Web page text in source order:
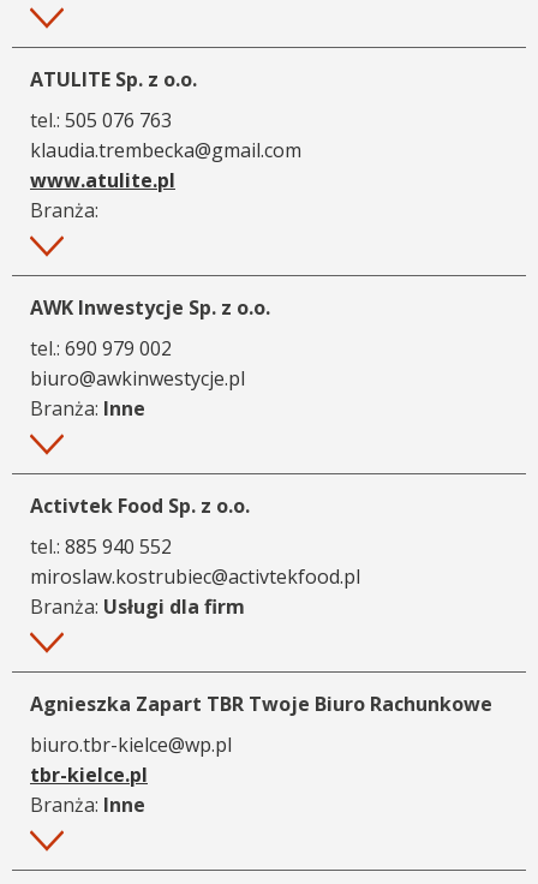
Więcej
ATULITE Sp. z o.o.
tel.: 505 076 763
klaudia.trembecka@gmail.com
www.atulite.pl
Branża:
Więcej
AWK Inwestycje Sp. z o.o.
tel.: 690 979 002
biuro@awkinwestycje.pl
Branża: Inne
Więcej
Activtek Food Sp. z o.o.
tel.: 885 940 552
miroslaw.kostrubiec@activtekfood.pl
Branża: Usługi dla firm
Więcej
Agnieszka Zapart TBR Twoje Biuro Rachunkowe
biuro.tbr-kielce@wp.pl
tbr-kielce.pl
Branża: Inne
Więcej